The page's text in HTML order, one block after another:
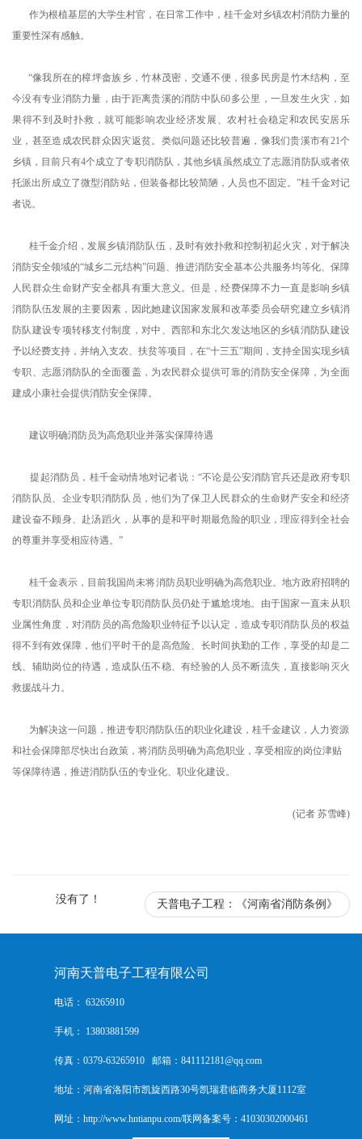
作为根植基层的大学生村官，在日常工作中，桂千金对乡镇农村消防力量的
重要性深有感触。
“像我所在的樟坪畲族乡，竹林茂密，交通不便，很多民房是竹木结构，至
今没有专业消防力量，由于距离贵溪的消防中队60多公里，一旦发生火灾，如
果得不到及时扑救，就可能影响农业经济发展、农村社会稳定和农民安居乐
业，甚至造成农民群众因灾返贫。类似问题还比较普遍，像我们贵溪市有21个
乡镇，目前只有4个成立了专职消防队，其他乡镇虽然成立了志愿消防队或者依
托派出所成立了微型消防站，但装备都比较简陋，人员也不固定。”桂千金对记
者说。
桂千金介绍，发展乡镇消防队伍，及时有效扑救和控制初起火灾，对于解决
消防安全领域的“城乡二元结构”问题、推进消防安全基本公共服务均等化、保障
人民群众生命财产安全都具有重大意义。但是，经费保障不力一直是影响乡镇
消防队伍发展的主要因素，因此她建议国家发展和改革委员会研究建立乡镇消
防队建设专项转移支付制度，对中、西部和东北欠发达地区的乡镇消防队建设
予以经费支持，并纳入支农、扶贫等项目，在“十三五”期间，支持全国实现乡镇
专职、志愿消防队的全面覆盖，为农民群众提供可靠的消防安全保障，为全面
建成小康社会提供消防安全保障。
建议明确消防员为高危职业并落实保障待遇
提起消防员，桂千金动情地对记者说：“不论是公安消防官兵还是政府专职
消防队员、企业专职消防队员，他们为了保卫人民群众的生命财产安全和经济
建设奋不顾身、赴汤蹈火，从事的是和平时期最危险的职业，理应得到全社会
的尊重并享受相应待遇。”
桂千金表示，目前我国尚未将消防员职业明确为高危职业。地方政府招聘的
专职消防队员和企业单位专职消防队员仍处于尴尬境地。由于国家一直未从职
业属性角度，对消防员的高危险职业特征予以认定，造成专职消防队员的权益
得不到有效保障，他们平时干的是高危险、长时间执勤的工作，享受的却是二
线、辅助岗位的待遇，造成队伍不稳、有经验的人员不断流失，直接影响灭火
救援战斗力。
为解决这一问题，推进专职消防队伍的职业化建设，桂千金建议，人力资源
和社会保障部尽快出台政策，将消防员明确为高危职业，享受相应的岗位津贴
等保障待遇，推进消防队伍的专业化、职业化建设。
(记者 苏雪峰)
没有了！ 天普电子工程：《河南省消防条例》
河南天普电子工程有限公司
电话： 63265910
手机： 13803881599
传真：0379-63265910 邮箱：841112181@qq.com
地址：河南省洛阳市凯旋西路30号凯瑞君临商务大厦1112室
网址：http://www.hntianpu.com/联网备案号：41030302000461